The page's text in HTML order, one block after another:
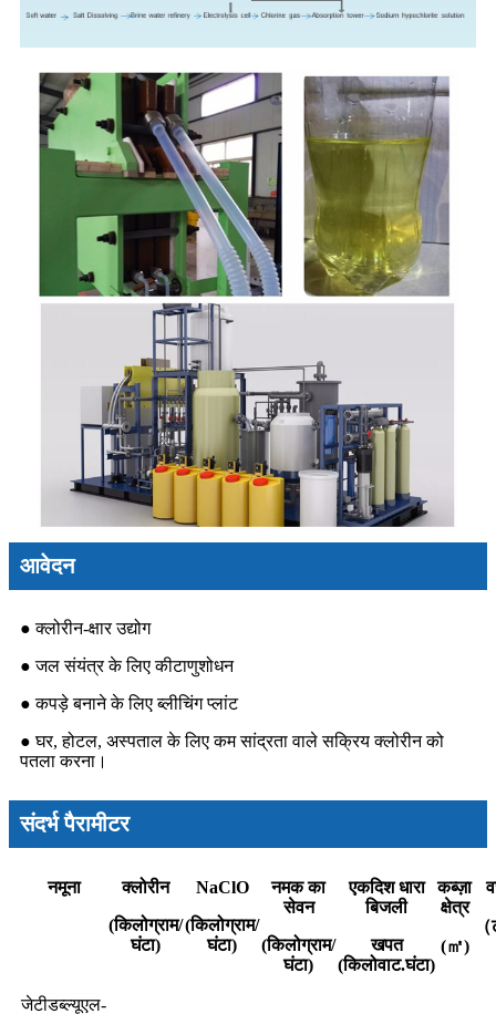
आवेदन
● क्लोरीन-क्षार उद्योग
● जल संयंत्र के लिए कीटाणुशोधन
● कपड़े बनाने के लिए ब्लीचिंग प्लांट
● घर, होटल, अस्पताल के लिए कम सांद्रता वाले सक्रिय क्लोरीन को
पतला करना।
संदर्भ पैरामीटर
नमूना
क्लोरीन
(किलोग्राम/
घंटा)
NaClO
(किलोग्राम/
घंटा)
नमक का
सेवन
(किलोग्राम/
घंटा)
एकदिश धारा
बिजली
खपत
(किलोवाट.घंटा)
कब्ज़ा
क्षेत्र
(㎡)
जेटीडब्ल्यूएल-